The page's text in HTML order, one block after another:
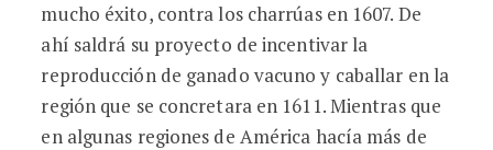
mucho éxito, contra los charrúas en 1607. De
ahí saldrá su proyecto de incentivar la
reproducción de ganado vacuno y caballar en la
región que se concretara en 1611. Mientras que
en algunas regiones de América hacía más de